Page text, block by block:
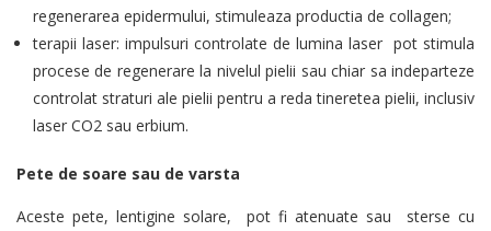
regenerarea epidermului, stimuleaza productia de collagen;
terapii laser: impulsuri controlate de lumina laser pot stimula
procese de regenerare la nivelul pielii sau chiar sa indeparteze
controlat straturi ale pielii pentru a reda tineretea pielii, inclusiv
laser CO2 sau erbium.
Pete de soare sau de varsta
Aceste pete, lentigine solare, pot fi atenuate sau sterse cu